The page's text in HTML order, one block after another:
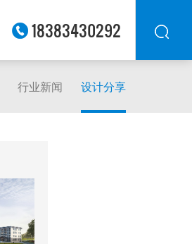
18383430292
行业新闻 设计分享